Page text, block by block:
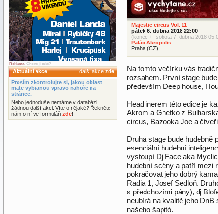
Reklama. Chcete ji také?
Aktuální akce další akcezde
Prosím zkontrolujte si, jakou oblast
máte vybranou vpravo nahoře na
stránce.
Nebo jednoduše nemáme v databázi
žádnou další akci. Víte o nějaké? Řekněte
nám o ní ve formuláři zde!
Majestic circus Vol. 11
pátek 6. dubna 2018 22:00
(konec +- sobota 7. dubna 2018
Palác Akropolis
Praha (CZ)
Na tomto večírku vás
rozsahem. První stage
především Deep house,
Headlinerem této edice je
Akrom a Gnetko z
circus, Bazooka Joe a
Druhá stage bude hudebně
esenciální hudební
vystoupí Dj Face aka
hudební scény a patří mezi
pokračovat jeho dobrý
Radia 1, Josef Sedloň.
s předchozími pány), dj
neubírá na kvalitě jeho
našeho šapitó.